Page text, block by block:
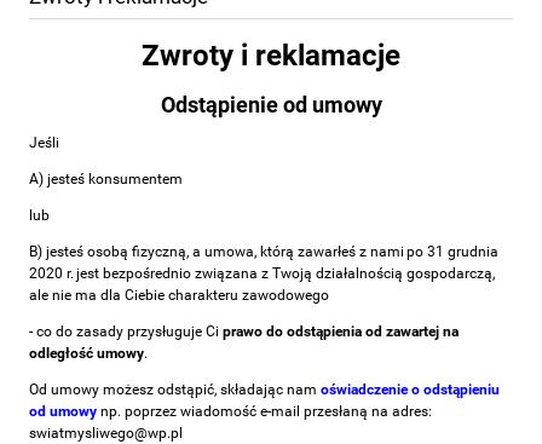
Zwroty i reklamacje
Odstąpienie od umowy
Jeśli
A) jesteś konsumentem
lub
B) jesteś osobą fizyczną, a umowa, którą zawarłeś z nami po 31 grudnia
2020 r. jest bezpośrednio związana z Twoją działalnością gospodarczą,
ale nie ma dla Ciebie charakteru zawodowego
- co do zasady przysługuje Ci prawo do odstąpienia od zawartej na
odległość umowy.
Od umowy możesz odstąpić, składając nam oświadczenie o odstąpieniu
od umowy np. poprzez wiadomość e-mail przesłaną na adres:
swiatmysliwego@wp.pl